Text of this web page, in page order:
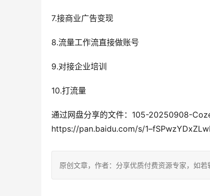
7.接商业广告变现
8.流量工作流直接做账号
9.对接企业培训
10.打流量
通过网盘分享的文件：105-20250908-
https://pan.baidu.com/s/
原创文章，作者：分享优质付费资源专家，如